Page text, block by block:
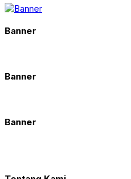
Banner
Banner
Banner